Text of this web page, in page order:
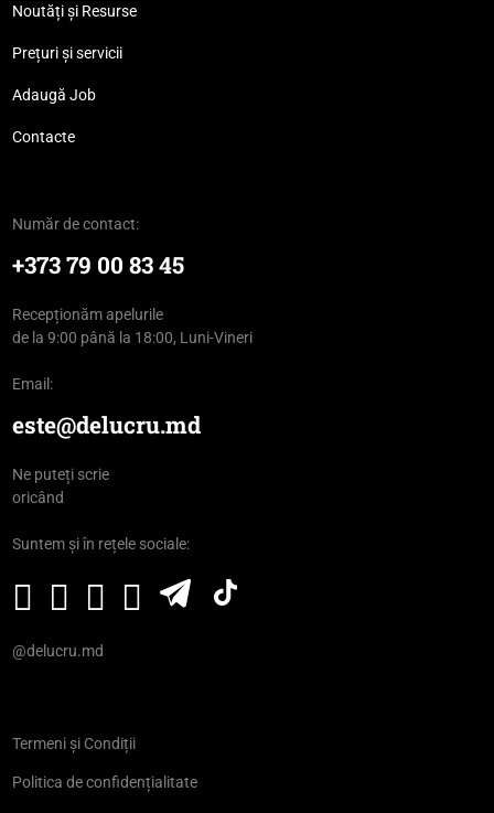
Noutăți și Resurse
Prețuri și servicii
Adaugă Job
Contacte
Număr de contact:
+373 79 00 83 45
Recepționăm apelurile
de la 9:00 până la 18:00, Luni-Vineri
Email:
este@delucru.md
Ne puteți scrie
oricând
Suntem și în rețele sociale:
@delucru.md
Termeni și Condiții
Politica de confidențialitate